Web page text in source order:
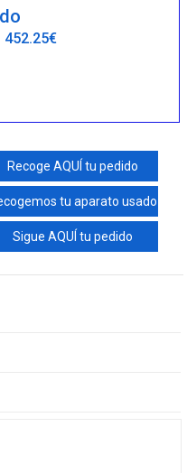
452.25€
Recoge AQUÍ tu pedido
tu aparato usado
Sigue AQUÍ tu pedido